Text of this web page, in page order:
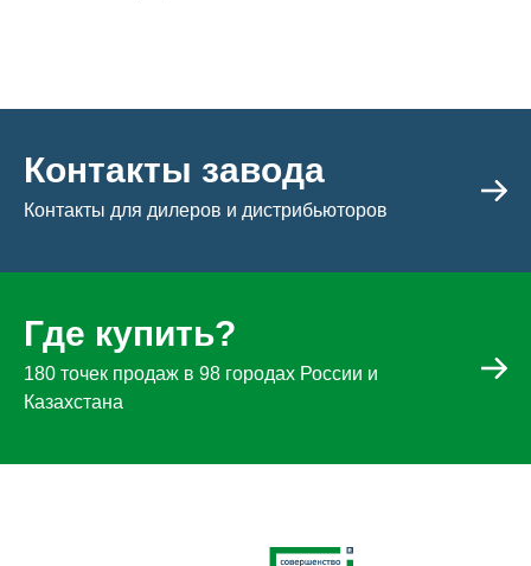
Контакты завода
Контакты для дилеров и дистрибьюторов
Где купить?
180 точек продаж в 98 городах России и
Казахстана